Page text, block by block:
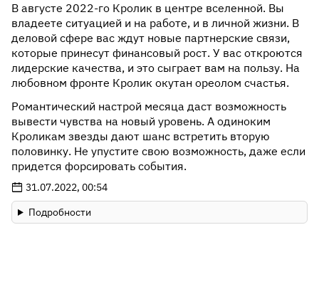
В августе 2022-го Кролик в центре вселенной. Вы
владеете ситуацией и на работе, и в личной жизни. В
деловой сфере вас ждут новые партнерские связи,
которые принесут финансовый рост. У вас откроются
лидерские качества, и это сыграет вам на пользу. На
любовном фронте Кролик окутан ореолом счастья.
Романтический настрой месяца даст возможность
вывести чувства на новый уровень. А одиноким
Кроликам звезды дают шанс встретить вторую
половинку. Не упустите свою возможность, даже если
придется форсировать события.
31.07.2022, 00:54
Подробности